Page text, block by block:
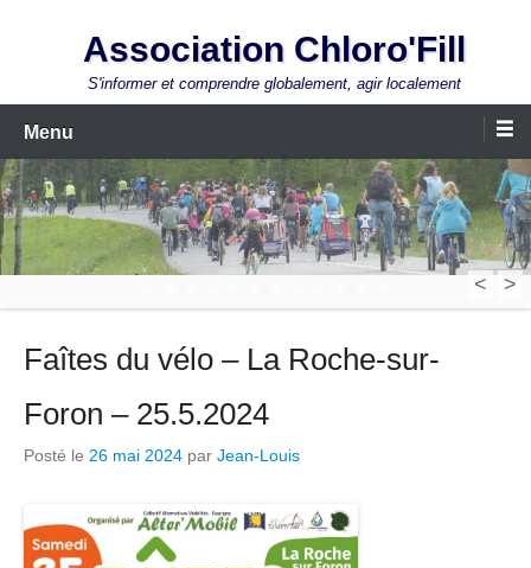
Association Chloro'Fill
S'informer et comprendre globalement, agir localement
Menu
< >
Faîtes du vélo – La Roche-sur-
Foron – 25.5.2024
Posté le 26 mai 2024 par Jean-Louis